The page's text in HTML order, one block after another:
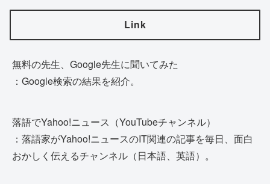
Link
無料の先生、Google先生に聞いてみた
：Google検索の結果を紹介。
落語でYahoo!ニュース（YouTubeチャンネル）
：落語家がYahoo!ニュースのIT関連の記事を毎日、面白
おかしく伝えるチャンネル（日本語、英語）。